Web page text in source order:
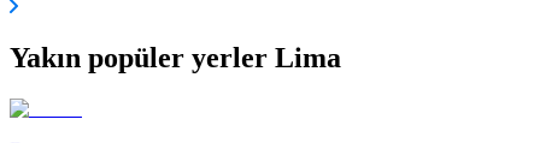
Yakın popüler yerler Lima